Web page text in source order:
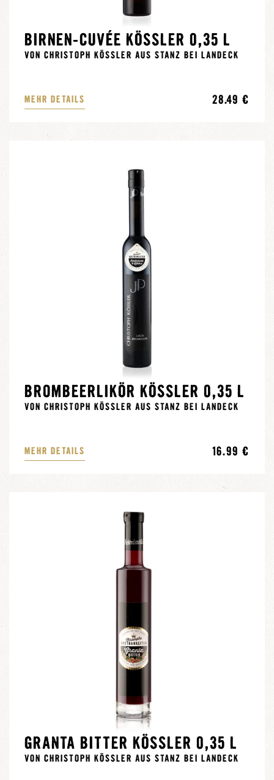
BIRNEN-CUVÉE KÖSSLER 0,35 L
VON CHRISTOPH KÖSSLER AUS STANZ BEI LANDECK
MEHR DETAILS 28.49 €
BROMBEERLIKÖR KÖSSLER 0,35 L
VON CHRISTOPH KÖSSLER AUS STANZ BEI LANDECK
MEHR DETAILS 16.99 €
GRANTA BITTER KÖSSLER 0,35 L
VON CHRISTOPH KÖSSLER AUS STANZ BEI LANDECK